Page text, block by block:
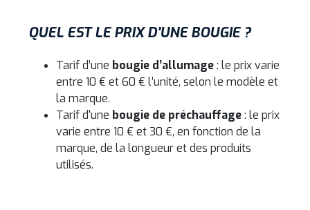
QUEL EST LE PRIX D'UNE BOUGIE ?
Tarif d’une bougie d’allumage: le prix varie
entre 10 € et 60 € l’unité, selon le modèle et
la marque.
Tarif d'une bougie de préchauffage: le prix
varie entre 10 € et 30 €, en fonction de la
marque, de la longueur et des produits
utilisés.